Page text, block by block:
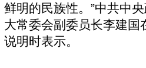
鲜明的民族性。”中共中
大常委会副委员长李建国
说明时表示。